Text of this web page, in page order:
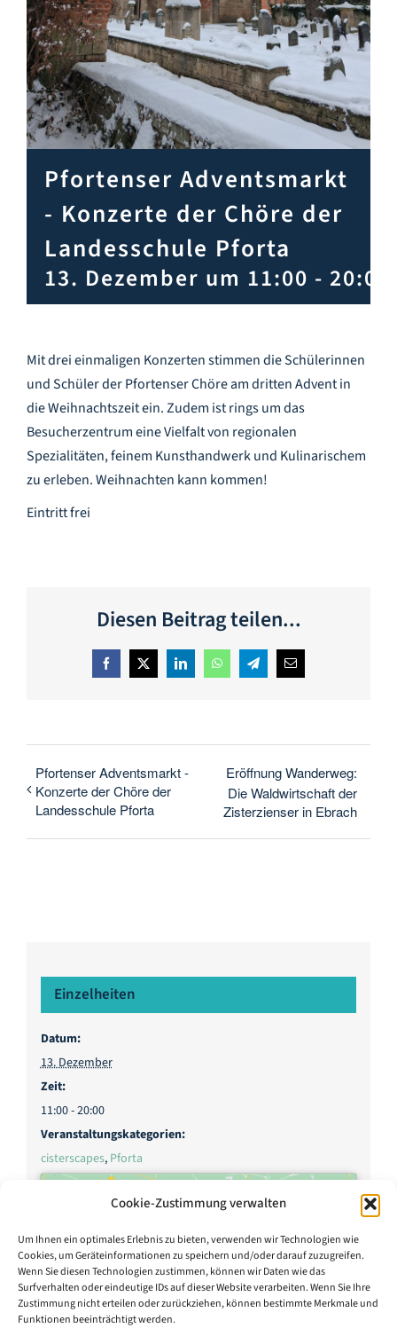
Cookie-Zustimmung verwalten
Um Ihnen ein optimales Erlebnis zu bieten, verwenden wir Technologien wie
Cookies, um Geräteinformationen zu speichern und/oder darauf zuzugreifen.
Wenn Sie diesen Technologien zustimmen, können wir Daten wie das
Surfverhalten oder eindeutige IDs auf dieser Website verarbeiten. Wenn Sie Ihre
Zustimmung nicht erteilen oder zurückziehen, können bestimmte Merkmale und
Funktionen beeinträchtigt werden.
Infozentrum
Downloads
Lernort
Kulinarik
Leichte Sprache
Deutsch
Pfortenser Adventsmarkt
- Konzerte der Chöre der
Landesschule Pforta
13. Dezember um 11:00 - 20:00
Mit drei einmaligen Konzerten stimmen die Schülerinnen
und Schüler der Pfortenser Chöre am dritten Advent in
die Weihnachtszeit ein. Zudem ist rings um das
Besucherzentrum eine Vielfalt von regionalen
Spezialitäten, feinem Kunsthandwerk und Kulinarischem
zu erleben. Weihnachten kann kommen!
Eintritt frei
Diesen Beitrag teilen...
Facebook
X LinkedInWhatsAppTelegram
E-
Mail
Pfortenser Adventsmarkt -
Konzerte der Chöre der
Landesschule Pforta
Eröffnung Wanderweg:
Die Waldwirtschaft der
Zisterzienser in Ebrach
Einzelheiten
Datum:
13. Dezember
Zeit:
11:00 - 20:00
Veranstaltungskategorien:
cisterscapes, Pforta
Klicke hier, um Marketing-Cookies zu
akzeptieren und diesen Inhalt zu aktivieren
Klicke hier, um Marketing-Cookies zu
akzeptieren und diesen Inhalt zu aktivieren